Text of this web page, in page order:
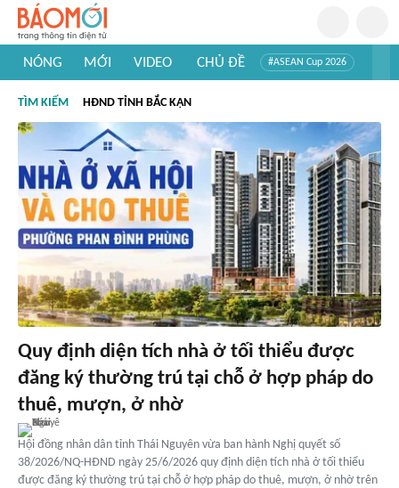
NÓNG MỚI VIDEO CHỦ ĐỀ #ASEAN Cup 2026
#Khám phá thế giới
TÌM KIẾM HĐND TỈNH BẮC KẠN
Quy định diện tích nhà ở tối thiểu được
đăng ký thường trú tại chỗ ở hợp pháp do
thuê, mượn, ở nhờ
Hội đồng nhân dân tỉnh Thái Nguyên vừa ban hành Nghị quyết số
38/2026/NQ-HĐND ngày 25/6/2026 quy định diện tích nhà ở tối thiểu
được đăng ký thường trú tại chỗ ở hợp pháp do thuê, mượn, ở nhờ trên